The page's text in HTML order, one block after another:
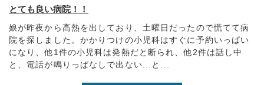
とても良い病院！！
娘が昨夜から高熱を出しており、土曜日だったので慌てて病
院を探しました。かかりつけの小児科はすぐに予約いっぱい
になり、他1件の小児科は発熱だと断られ、他2件は話し中
と、電話が鳴りっぱなしで出ない...と...